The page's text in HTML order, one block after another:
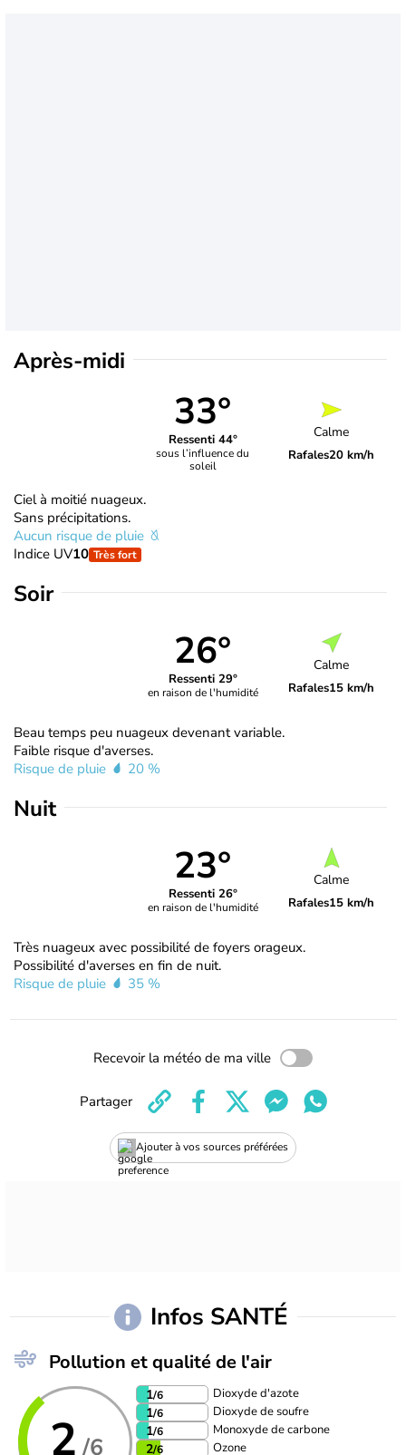
Après-midi
33°
Ressenti 44°
sous l’influence du
soleil
Calme
Rafales20 km/h
Ciel à moitié nuageux.
Sans précipitations.
Aucun risque de pluie
Indice UV10 Très fort
Soir
26°
Ressenti 29°
en raison de l'humidité
Calme
Rafales15 km/h
Beau temps peu nuageux devenant variable.
Faible risque d'averses.
Risque de pluie
20 %
Nuit
23°
Ressenti 26°
en raison de l'humidité
Calme
Rafales15 km/h
Très nuageux avec possibilité de foyers orageux.
Possibilité d'averses en fin de nuit.
Risque de pluie
35 %
Recevoir la météo de ma ville
Ajouter à vos sources préférées
Partager
Infos SANTÉ
Pollution et qualité de l'air
2 /6
1/6 Dioxyde d'azote
1/6 Dioxyde de soufre
1/6 Monoxyde de carbone
2/6 Ozone